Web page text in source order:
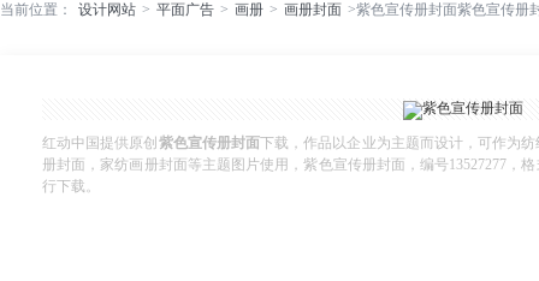
当前位置： 设计网站 > 平面广告 > 画册 > 画册封面 >紫色宣传册封面紫色宣传册
红动中国提供原创 紫色宣传册封面下载，作品以企业为主题而设计，可作为
册封面，家纺画册封面等主题图片使用，紫色宣传册封面，编号13527277，
行下载。